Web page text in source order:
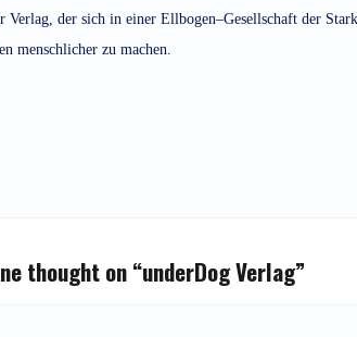
der sich in einer Ellbogen–Gesellschaft der
menschlicher zu machen.
thought on “underDog Verlag”